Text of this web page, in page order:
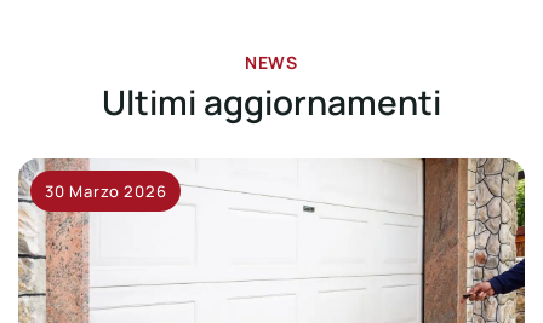
NEWS
Ultimi aggiornamenti
30 Marzo 2026